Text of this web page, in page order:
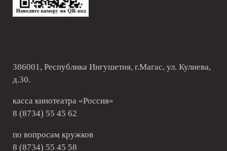
386001, Республика Ингушетия, г.Магас, ул. Кулиева,
д.30.
касса кинотеатра «Россия»
8 (8734) 55 45 62
по вопросам кружков
8 (8734) 55 45 58